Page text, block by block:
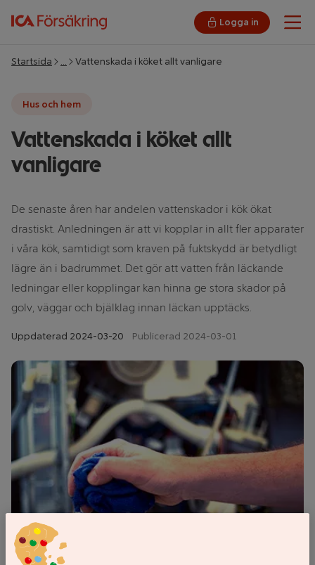
Logga in
Startsida … Vattenskada i köket allt vanligare
Hus och hem
Vattenskada i köket allt
vanligare
De senaste åren har andelen vattenskador i kök ökat
drastiskt. Anledningen är att vi kopplar in allt fler apparater
i våra kök, samtidigt som kraven på fuktskydd är betydligt
lägre än i badrummet. Det gör att vatten från läckande
ledningar eller kopplingar kan hinna ge stora skador på
golv, väggar och bjälklag innan läckan upptäcks.
Uppdaterad 2024-03-20 Publicerad 2024-03-01